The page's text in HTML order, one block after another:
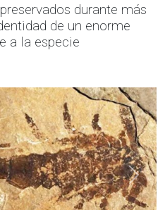
durante más
de un enorme
a la especie